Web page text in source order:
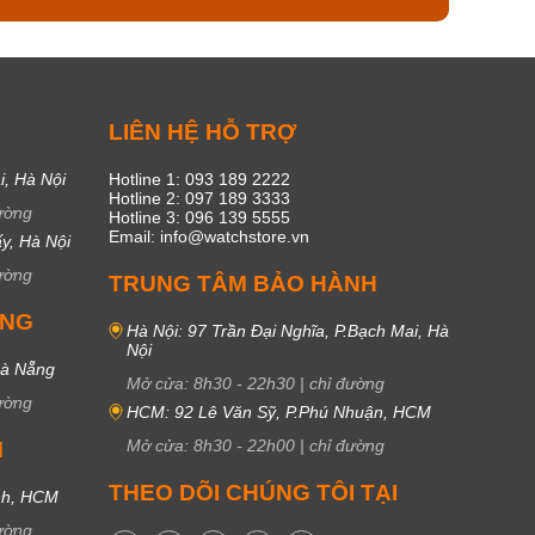
Hà Nội
Hà Nội
Nẵng
HCM
LIÊN HỆ HỖ TRỢ
Hotline 1: 093 189 2222
Hotline 2: 097 189 3333
Hotline 3: 096 139 5555
Email: info@watchstore.vn
TRUNG TÂM BẢO HÀNH
Hà Nội: 97 Trần Đại Nghĩa, P.Bạch Mai, Hà
Nội
Mở cửa: 8h30 - 22h30 | chỉ đường
HCM: 92 Lê Văn Sỹ, P.Phú Nhuận, HCM
Mở cửa: 8h30 - 22h00 | chỉ đường
THEO DÕI CHÚNG TÔI TẠI